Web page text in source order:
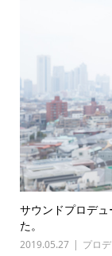
サウンドプロデュ
た。
2019.05.27 プロ